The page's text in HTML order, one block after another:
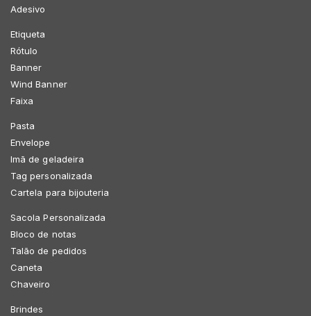
Adesivo
Etiqueta
Rótulo
Banner
Wind Banner
Faixa
Pasta
Envelope
Imã de geladeira
Tag personalizada
Cartela para bijouteria
Sacola Personalizada
Bloco de notas
Talão de pedidos
Caneta
Chaveiro
Brindes